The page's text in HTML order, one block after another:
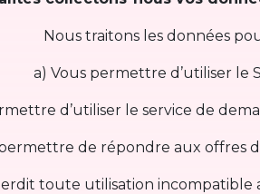
Nous traitons les données
a) Vous permettre d’utiliser le
d’utiliser le service de
de répondre aux offres
toute utilisation